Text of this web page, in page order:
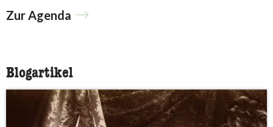
Zur Agenda
Blogartikel